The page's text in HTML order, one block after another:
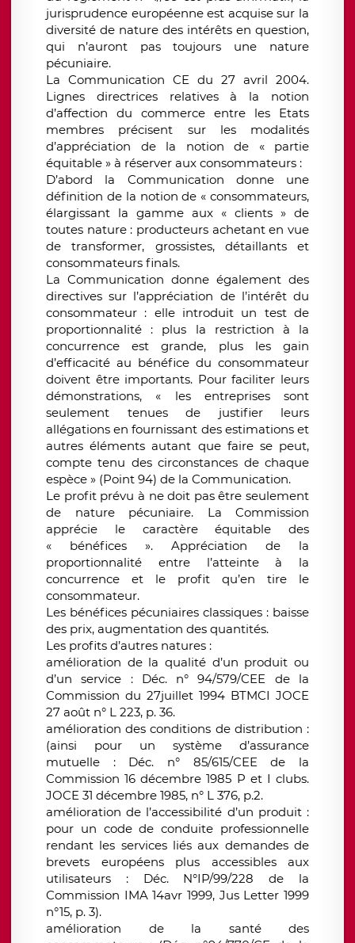
jurisprudence européenne est acquise sur la
diversité de nature des intérêts en question,
qui n’auront pas toujours une nature
pécuniaire.
La Communication CE du 27 avril 2004.
Lignes directrices relatives à la notion
d’affection du commerce entre les Etats
membres précisent sur les modalités
d’appréciation de la notion de « partie
équitable » à réserver aux consommateurs :
D’abord la Communication donne une
définition de la notion de « consommateurs,
élargissant la gamme aux « clients » de
toutes nature : producteurs achetant en vue
de transformer, grossistes, détaillants et
consommateurs finals.
La Communication donne également des
directives sur l’appréciation de l’intérêt du
consommateur : elle introduit un test de
proportionnalité : plus la restriction à la
concurrence est grande, plus les gain
d’efficacité au bénéfice du consommateur
doivent être importants. Pour faciliter leurs
démonstrations, « les entreprises sont
seulement tenues de justifier leurs
allégations en fournissant des estimations et
autres éléments autant que faire se peut,
compte tenu des circonstances de chaque
espèce » (Point 94) de la Communication.
Le profit prévu à ne doit pas être seulement
de nature pécuniaire. La Commission
apprécie le caractère équitable des
« bénéfices ». Appréciation de la
proportionnalité entre l’atteinte à la
concurrence et le profit qu’en tire le
consommateur.
Les bénéfices pécuniaires classiques : baisse
des prix, augmentation des quantités.
Les profits d’autres natures :
amélioration de la qualité d’un produit ou
d’un service : Déc. n° 94/579/CEE de la
Commission du 27juillet 1994 BTMCI JOCE
27 août n° L 223, p. 36.
amélioration des conditions de distribution :
(ainsi pour un système d’assurance
mutuelle : Déc. n° 85/615/CEE de la
Commission 16 décembre 1985 P et I clubs.
JOCE 31 décembre 1985, n° L 376, p.2.
amélioration de l’accessibilité d’un produit :
pour un code de conduite professionnelle
rendant les services liés aux demandes de
brevets européens plus accessibles aux
utilisateurs : Déc. N°IP/99/228 de la
Commission IMA 14avr 1999, Jus Letter 1999
n°15, p. 3).
amélioration de la santé des